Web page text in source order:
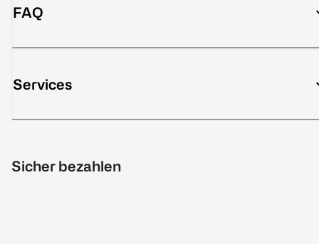
FAQ
Services
Sicher bezahlen